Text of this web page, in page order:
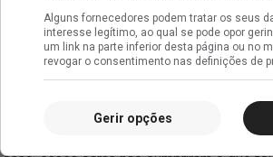
Alguns fornecedores podem tratar os seus
interesse legítimo, ao qual se pode opor
um link na parte inferior desta página ou no
revogar o consentimento nas definições de
Gerir opções